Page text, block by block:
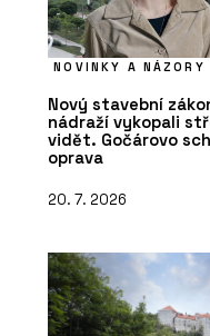
NOVINKY A NÁZORY
Nový stavební
nádraží vykopali
vidět. Gočárovo
oprava
20. 7. 2026